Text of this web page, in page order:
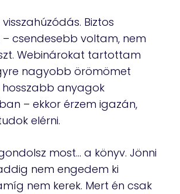
Biztos
csendesebb voltam, nem
Webinárokat tartottam
nagyobb örömömet
hosszabb anyagok
– ekkor érzem igazán,
elérni.
most… a könyv. Jönni
nem engedem ki
nem kerek. Mert én csak